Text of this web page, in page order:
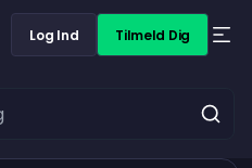
Log Ind Tilmeld Dig